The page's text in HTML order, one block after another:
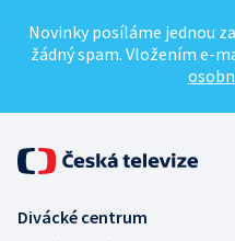
Novinky posíláme jednou
žádný spam. Vložením e-